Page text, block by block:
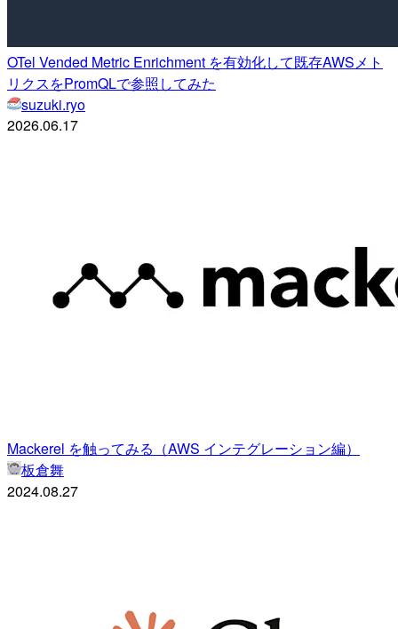
OTel Vended Metric Enrichment を有効化して既存AWSメト
リクスをPromQLで参照してみた
suzuki.ryo
2026.06.17
Mackerel を触ってみる（AWS インテグレーション編）
板倉舞
2024.08.27